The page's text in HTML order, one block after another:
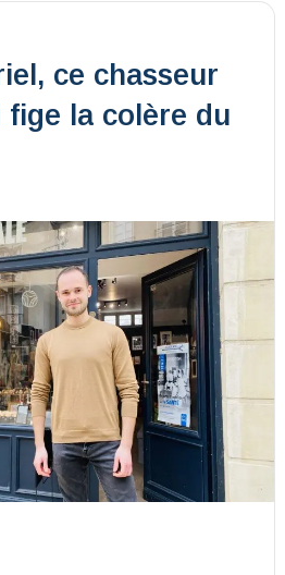
ce chasseur
fige la colère du